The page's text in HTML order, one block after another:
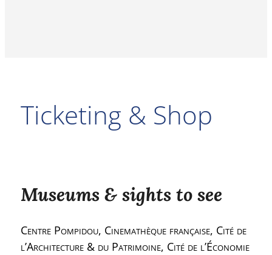
Ticketing & Shop
Museums & sights to see
Centre Pompidou, Cinemathèque française, Cité de
l’Architecture & du Patrimoine, Cité de l’Économie